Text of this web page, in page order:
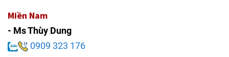
Miền Nam
- Ms Thùy Dung
0909 323 176